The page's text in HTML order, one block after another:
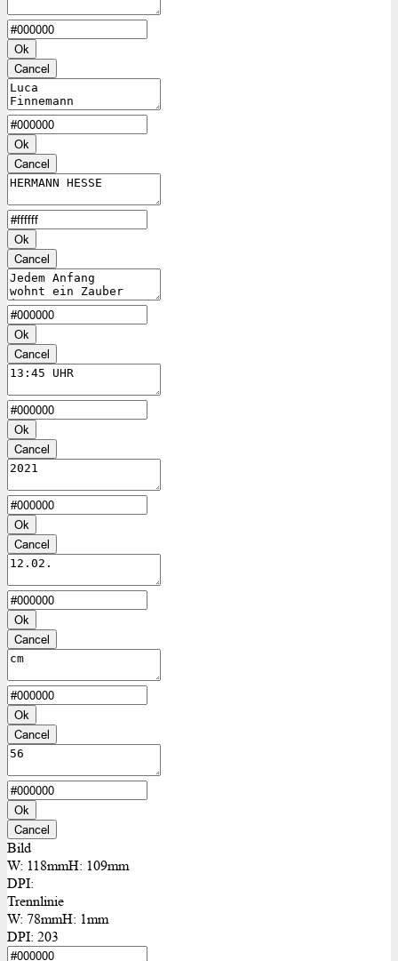
Ok
Cancel
Ok
Cancel
Ok
Cancel
Ok
Cancel
Ok
Cancel
Ok
Cancel
Ok
Cancel
Ok
Cancel
Ok
Cancel
Bild
W: 118mmH: 109mm
DPI:
Trennlinie
W: 78mmH: 1mm
DPI: 203